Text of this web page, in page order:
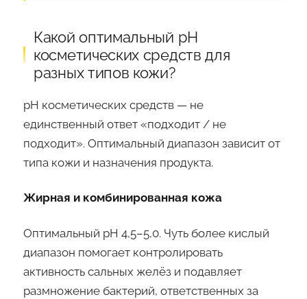
Какой оптимальный pH
косметических средств для
разных типов кожи?
pH косметических средств — не
единственный ответ «подходит / не
подходит». Оптимальный диапазон зависит от
типа кожи и назначения продукта.
Жирная и комбинированная кожа
Оптимальный pH 4,5–5,0. Чуть более кислый
диапазон помогает контролировать
активность сальных желёз и подавляет
размножение бактерий, ответственных за